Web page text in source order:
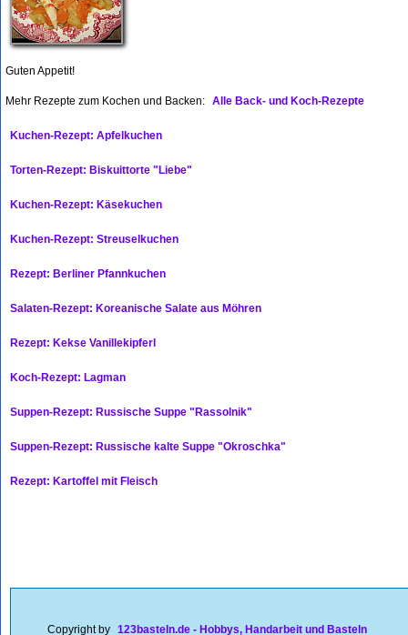
Guten Appetit!
Mehr Rezepte zum Kochen und Backen: Alle Back- und Koch-Rezepte
Kuchen-Rezept: Apfelkuchen
Torten-Rezept: Biskuittorte "Liebe"
Kuchen-Rezept: Käsekuchen
Kuchen-Rezept: Streuselkuchen
Rezept: Berliner Pfannkuchen
Salaten-Rezept: Koreanische Salate aus Möhren
Rezept: Kekse Vanillekipferl
Koch-Rezept: Lagman
Suppen-Rezept: Russische Suppe "Rassolnik"
Suppen-Rezept: Russische kalte Suppe "Okroschka"
Rezept: Kartoffel mit Fleisch
Copyright by 123basteln.de - Hobbys, Handarbeit und Basteln